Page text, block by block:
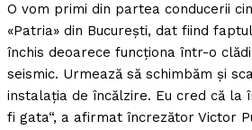
O vom primi din partea conducerii
«Patria» din Bucureşti, dat fiind
închis deoarece funcţiona într-o
seismic. Urmează să schimbăm şi
instalaţia de încălzire. Eu cred că la
fi gata“, a afirmat încrezător Victor